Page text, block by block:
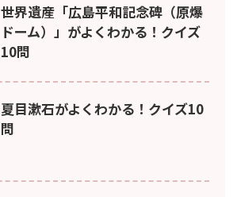
世界遺産「広島平和記念碑（原爆
ドーム）」がよくわかる！クイズ
10問
夏目漱石がよくわかる！クイズ10
問